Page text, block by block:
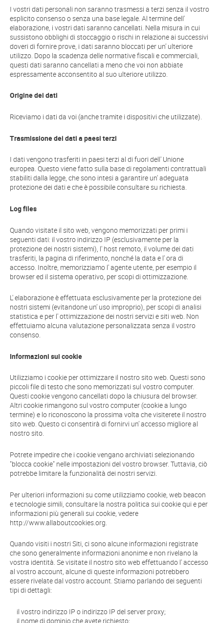
I vostri dati personali non saranno trasmessi a terzi senza il vostro
esplicito consenso o senza una base legale. Al termine dell'
elaborazione, i vostri dati saranno cancellati. Nella misura in cui
sussistono obblighi di stoccaggio o rischi in relazione ai successivi
doveri di fornire prove, i dati saranno bloccati per un’ ulteriore
utilizzo. Dopo la scadenza delle normative fiscali e commerciali,
questi dati saranno cancellati a meno che voi non abbiate
espressamente acconsentito al suo ulteriore utilizzo.
Origine dei dati
Riceviamo i dati da voi (anche tramite i dispositivi che utilizzate).
Trasmissione dei dati a paesi terzi
I dati vengono trasferiti in paesi terzi al di fuori dell' Unione
europea. Questo viene fatto sulla base di regolamenti contrattuali
stabiliti dalla legge, che sono intesi a garantire un' adeguata
protezione dei dati e che è possibile consultare su richiesta.
Log files
Quando visitate il sito web, vengono memorizzati per primi i
seguenti dati: il vostro indirizzo IP (esclusivamente per la
protezione dei nostri sistemi), l' host remoto, il volume dei dati
trasferiti, la pagina di riferimento, nonché la data e l' ora di
accesso. Inoltre, memorizziamo l' agente utente, per esempio il
browser ed il sistema operativo, per scopi di ottimizzazione.
L' elaborazione è effettuata esclusivamente per la protezione dei
nostri sistemi (evitandone un’ uso improprio), per scopi di analisi
statistica e per l' ottimizzazione dei nostri servizi e siti web. Non
effettuiamo alcuna valutazione personalizzata senza il vostro
consenso.
Informazioni sui cookie
Utilizziamo i cookie per ottimizzare il nostro sito web. Questi sono
piccoli file di testo che sono memorizzati sul vostro computer.
Questi cookie vengono cancellati dopo la chiusura del browser.
Altri cookie rimangono sul vostro computer (cookie a lungo
termine) e lo riconoscono la prossima volta che visiterete il nostro
sito web. Questo ci consentirà di fornirvi un’ accesso migliore al
nostro sito.
Potrete impedire che i cookie vengano archiviati selezionando
"blocca cookie" nelle impostazioni del vostro browser. Tuttavia, ciò
potrebbe limitare la funzionalità dei nostri servizi.
Per ulteriori informazioni su come utilizziamo cookie, web beacon
e tecnologie simili, consultare la nostra politica sui cookie qui e per
informazioni più generali sui cookie, vedere
http://www.allaboutcookies.org.
Quando visiti i nostri Siti, ci sono alcune informazioni registrate
che sono generalmente informazioni anonime e non rivelano la
vostra identità. Se visitate il nostro sito web effettuando l' accesso
al vostro account, alcune di queste informazioni potrebbero
essere rivelate dal vostro account. Stiamo parlando dei seguenti
tipi di dettagli:
il vostro indirizzo IP o indirizzo IP del server proxy;
il nome di dominio che avete richiesto;